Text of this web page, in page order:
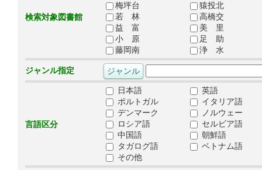
検索対象図書館
梅坪台
猿投北
若 林
高橋交
益 富
美 里
小 原
足 助
藤岡南
浄 水
ジャンル指定
言語区分
日本語
英語
ポルトガル
イタリア語
デンマーク
ノルウェー
ロシア語
セルビア語
中国語
朝鮮語
タガログ語
ベトナム語
その他